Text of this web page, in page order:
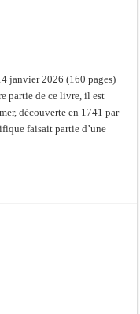
janvier 2026 (160 pages)
partie de ce livre, il est
découverte en 1741 par
faisait partie d’une